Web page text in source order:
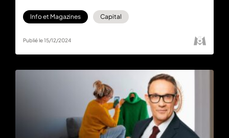
les astuces et stratégies pour célébrer Noël et le
budget. Retrouvez aussi l’émission en replay sur M6+.
Info et Magazines Capital
Publié le 15/12/2024